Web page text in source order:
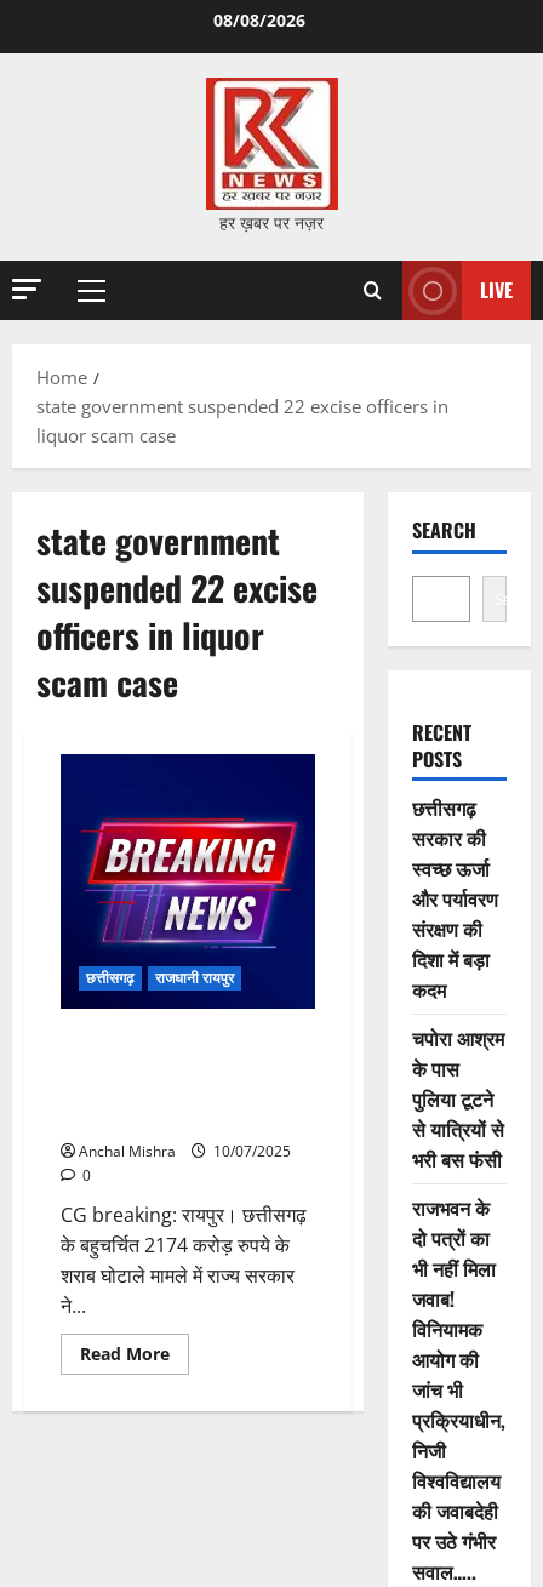
08/08/2026
हर ख़बर पर नज़र
Primary
LIVE
Home
state government suspended 22 excise officers in
liquor scam case
state government
suspended 22 excise
officers in liquor
scam case
छत्तीसगढ़ राजधानी रायपुर
Anchal Mishra
10/07/2025
0
CG breaking: रायपुर। छत्तीसगढ़
के बहुचर्चित 2174 करोड़ रुपये के
शराब घोटाले मामले में राज्य सरकार
ने...
Read MoreRead
more
breaking:
SEARCH
Search
RECENT
POSTS
छत्तीसगढ़
सरकार की
स्वच्छ ऊर्जा
और पर्यावरण
संरक्षण की
दिशा में बड़ा
कदम
चपोरा आश्रम
के पास
पुलिया टूटने
से यात्रियों से
भरी बस फंसी
राजभवन के
दो पत्रों का
भी नहीं मिला
जवाब!
विनियामक
आयोग की
जांच भी
प्रक्रियाधीन,
निजी
विश्वविद्यालय
की जवाबदेही
पर उठे गंभीर
सवाल…..